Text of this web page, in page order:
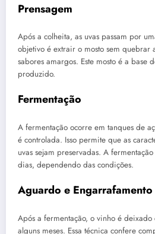
Prensagem
Após a colheita, as uvas passam por
objetivo é extrair o mosto sem quebrar
sabores amargos. Este mosto é a base
produzido.
Fermentação
A fermentação ocorre em tanques de
é controlada. Isso permite que as
uvas sejam preservadas. A
dias, dependendo das condições.
Aguardo e Engarrafamento
Após a fermentação, o vinho é deixado
alguns meses. Essa técnica confere